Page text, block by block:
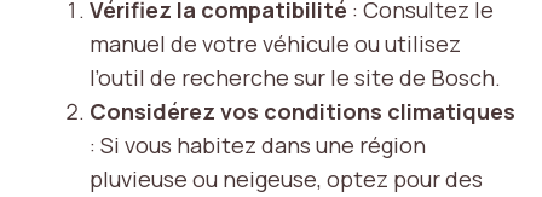
Vérifiez la compatibilité : Consultez le
manuel de votre véhicule ou utilisez
l’outil de recherche sur le site de Bosch.
Considérez vos conditions climatiques
: Si vous habitez dans une région
pluvieuse ou neigeuse, optez pour des